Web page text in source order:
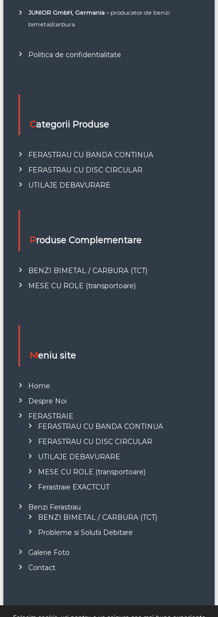
JUNIOR GmbH, Germania– producator de benzi
bimetal/carbura.
Politica de confidentialitate
Categorii Produse
FERASTRAU CU BANDA CONTINUA
FERASTRAU CU DISC CIRCULAR
UTILAJE DEBAVURARE
Produse Complementare
BENZI BIMETAL / CARBURA (TCT)
MESE CU ROLE (transportoare)
Meniu site
Home
Despre Noi
FERASTRAIE
FERASTRAU CU BANDA CONTINUA
FERASTRAU CU DISC CIRCULAR
UTILAJE DEBAVURARE
MESE CU ROLE (transportoare)
Ferastraie EXACTCUT
Benzi Ferastrau
BENZI BIMETAL / CARBURA (TCT)
Probleme si Solutii Debitare
Galerie Foto
Contact